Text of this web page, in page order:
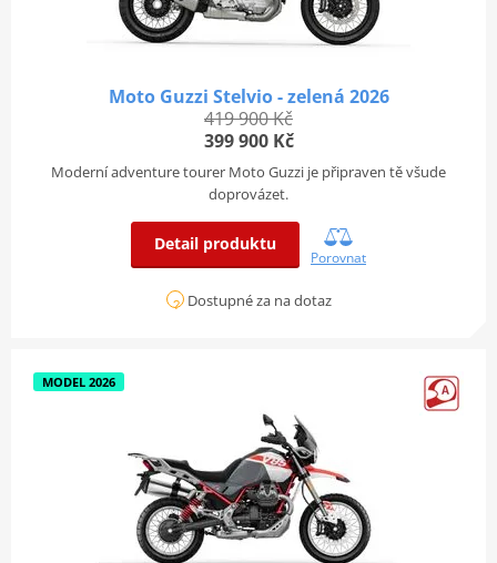
Moto Guzzi Stelvio - zelená 2026
419 900 Kč
399 900 Kč
Moderní adventure tourer Moto Guzzi je připraven tě všude
doprovázet.
Detail produktu
Porovnat
Dostupné za na dotaz
MODEL 2026